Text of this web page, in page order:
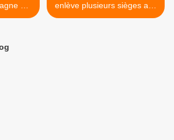
par
enlève plusieurs sièges aux
travaillistes lors des